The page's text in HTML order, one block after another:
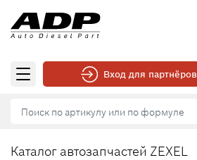
Вход для партнёров
Каталог автозапчастей ZEXEL